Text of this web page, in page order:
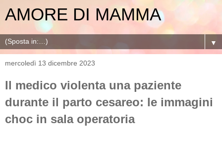
AMORE DI MAMMA
▼
mercoledì 13 dicembre 2023
Il medico violenta una paziente
durante il parto cesareo: le immagini
choc in sala operatoria